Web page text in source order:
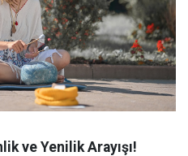
ve Yenilik Arayışı!